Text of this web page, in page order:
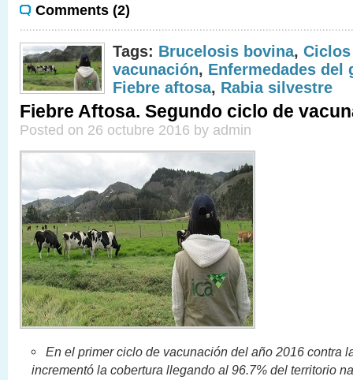
Comments (2)
Tags: Brucelosis bovina,
vacunación, Enfermedades del
Fiebre aftosa, Rabia silvestre
Fiebre Aftosa. Segundo ciclo de
Posted on 26 octubre 2016 by admin
En el primer ciclo de vacunación del año 2016 contra
incrementó la cobertura llegando al 96.7% del territorio